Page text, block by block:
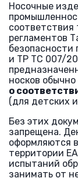
Носочные
соответствия
регламентов
безопасности
и ТР ТС 007/
носков
о
(для детских
Без этих
запрещена.
оформляются
территории
испытаний
занимать от